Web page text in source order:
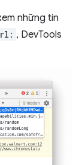
những tin
, DevTools